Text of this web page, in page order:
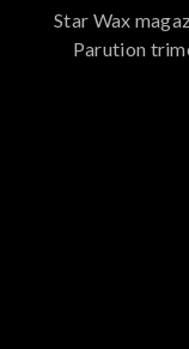
Star Wax
Parution